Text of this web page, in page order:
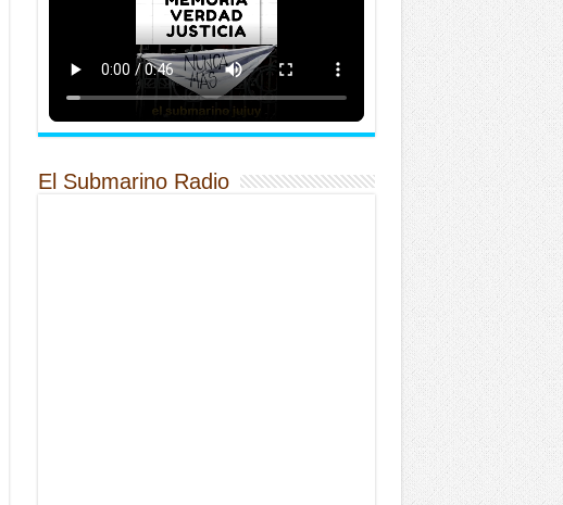
El Submarino Radio